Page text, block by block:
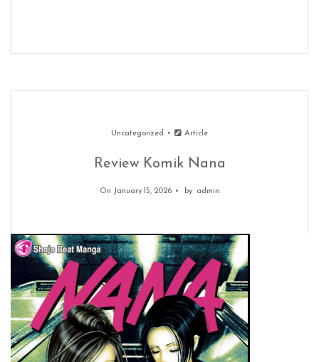
Uncategorized Article
Review Komik Nana
On January 15, 2026 by admin